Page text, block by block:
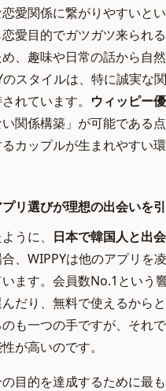
恋愛関係に繋がりやすいと
愛目的でガツガツ来られ
、趣味や日常の話から自
のスタイルは、特に誠実な
れています。 ウィッピー
関係構築」が可能である
カップルが生まれやすい
リ選びが理想の出会いを
うに、 日本で韓国人と出
、WIPPYは他のアプリを
ます。会員数No.1という
だり、無料で使えるから
も一つの手ですが、それ
が高いのです。
目的を達成するために最も